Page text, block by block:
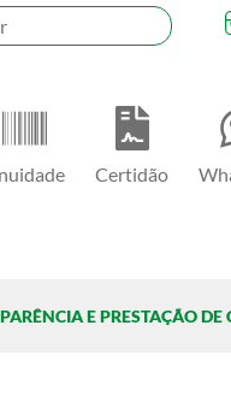
Certidão
E PRESTAÇÃO DE